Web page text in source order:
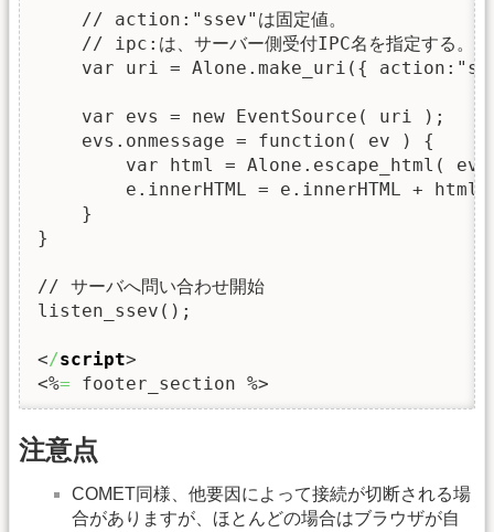
    // action:"ssev"は固定値。
    // ipc:は、サーバー側受付IPC名を指定する。
var uri = Alone.make_uri({
    var evs = new EventSource( uri );
    evs.onmessage = function( ev ) {
var html = Alone.escape_html(
        e.innerHTML = e.innerHTML + html;
    }
}
// サーバへ問い合わせ開始
listen_ssev();
</script>
<%= footer_section %>
注意点
COMET同様、他要因によって接続が切断される場
合がありますが、ほとんどの場合はブラウザが自